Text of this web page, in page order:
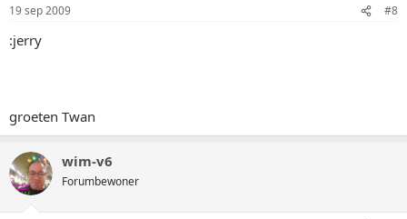
19 sep 2009 #8
:jerry
groeten Twan
wim-v6
Forumbewoner